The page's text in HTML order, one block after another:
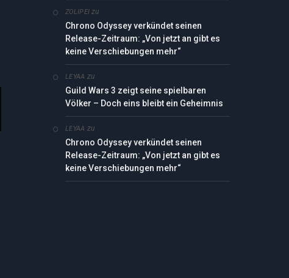
ZOLIPEI zu
Chrono Odyssey verkündet seinen
Release-Zeitraum: „Von jetzt an gibt es
keine Verschiebungen mehr“
LEYAA zu
Guild Wars 3 zeigt seine spielbaren
Völker – Doch eins bleibt ein Geheimnis
LEYAA zu
Chrono Odyssey verkündet seinen
Release-Zeitraum: „Von jetzt an gibt es
keine Verschiebungen mehr“